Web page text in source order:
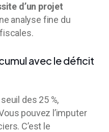
d’un projet
analyse fine du
avec le déficit
des 25 %,
pouvez l’imputer
C’est le